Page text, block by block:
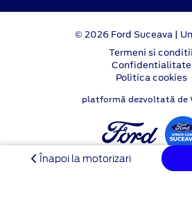
Înapoi la motorizari
© 2026 Ford Suceava |
Termeni si conditii
Confidentialitate
Politica cookies
platformă dezvoltată de